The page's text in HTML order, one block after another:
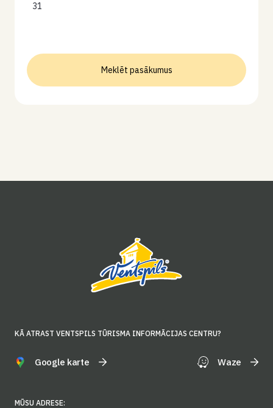
31
Meklēt pasākumus
KĀ ATRAST VENTSPILS TŪRISMA INFORMĀCIJAS CENTRU?
Google karte Waze
MŪSU ADRESE: